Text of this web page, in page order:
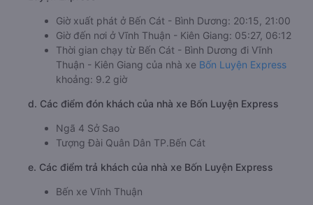
Giờ xuất phát ở Bến Cát - Bình Dương: 20:15, 21:00
Giờ đến nơi ở Vĩnh Thuận - Kiên Giang: 05:27, 06:12
Thời gian chạy từ Bến Cát - Bình Dương đi Vĩnh
Thuận - Kiên Giang của nhà xe Bốn Luyện Express
khoảng: 9.2 giờ
d. Các điểm đón khách của nhà xe Bốn Luyện Express
Ngã 4 Sở Sao
Tượng Đài Quân Dân TP.Bến Cát
e. Các điểm trả khách của nhà xe Bốn Luyện Express
Bến xe Vĩnh Thuận